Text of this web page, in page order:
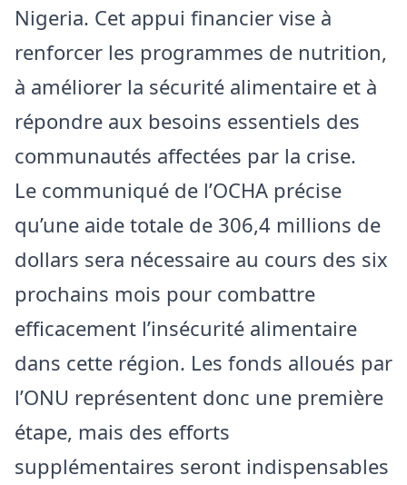
Nigeria. Cet appui financier vise à
renforcer les programmes de nutrition,
à améliorer la sécurité alimentaire et à
répondre aux besoins essentiels des
communautés affectées par la crise.
Le communiqué de l’OCHA précise
qu’une aide totale de 306,4 millions de
dollars sera nécessaire au cours des six
prochains mois pour combattre
efficacement l’insécurité alimentaire
dans cette région. Les fonds alloués par
l’ONU représentent donc une première
étape, mais des efforts
supplémentaires seront indispensables